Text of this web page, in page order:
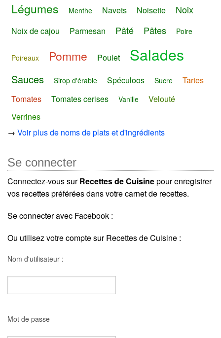
Légumes Menthe Navets Noisette Noix
Noix de cajou Parmesan Pâté Pâtes Poire
Poireaux Pomme Poulet Salades
Sauces Sirop d'érable Spéculoos Sucre
Tartes
Tomates
Tomates cerises Vanille
Velouté
Verrines
→ Voir plus de noms de plats et d'ingrédients
Se connecter
Connectez-vous surRecettes de Cuisinepour enregistrer
vos recettes préférées dans votre carnet de recettes.
Se connecter avec Facebook :
Ou utilisez votre compte sur Recettes de Cuisine :
Nom d'utilisateur :
Mot de passe